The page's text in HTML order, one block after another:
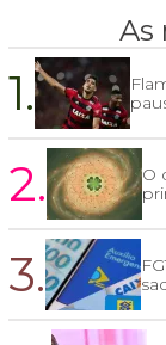
As
1.
2.
O
3.